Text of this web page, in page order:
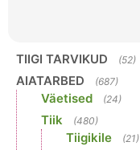
TIIGI TARVIKUD (52)
AIATARBED (687)
Väetised (24)
Tiik (480)
Tiigikile (21)